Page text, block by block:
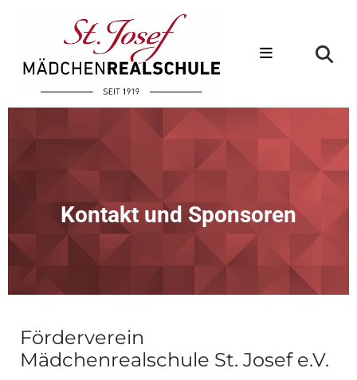
Kontakt und Sponsoren
Förderverein
Mädchenrealschule St. Josef e.V.